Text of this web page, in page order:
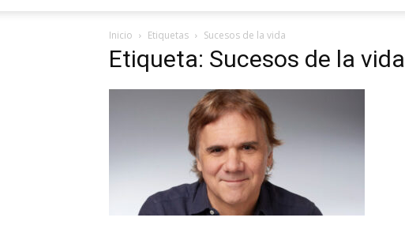
Inicio Etiquetas Sucesos de la vida
Etiqueta: Sucesos de la vida